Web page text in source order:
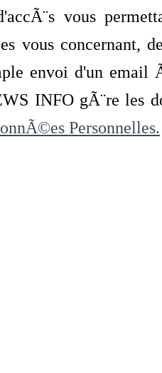
vous
vous concernant,
envoi d'un
INFO gÃ¨re les
Personnelles.